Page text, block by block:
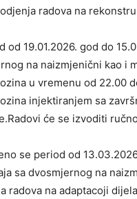
radova na
od 19.01.2026. god do
na naizmjenični kao i
u vremenu od 22.00
injektiranjem sa
će se izvoditi
se period od
sa dvosmjernog na
radova na adaptacoji